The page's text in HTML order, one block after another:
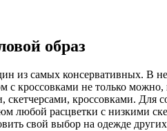
образ
из самых консервативных. В
с кроссовками не только
кроссовками. Для
любой расцветки с низкими
свой выбор на одежде